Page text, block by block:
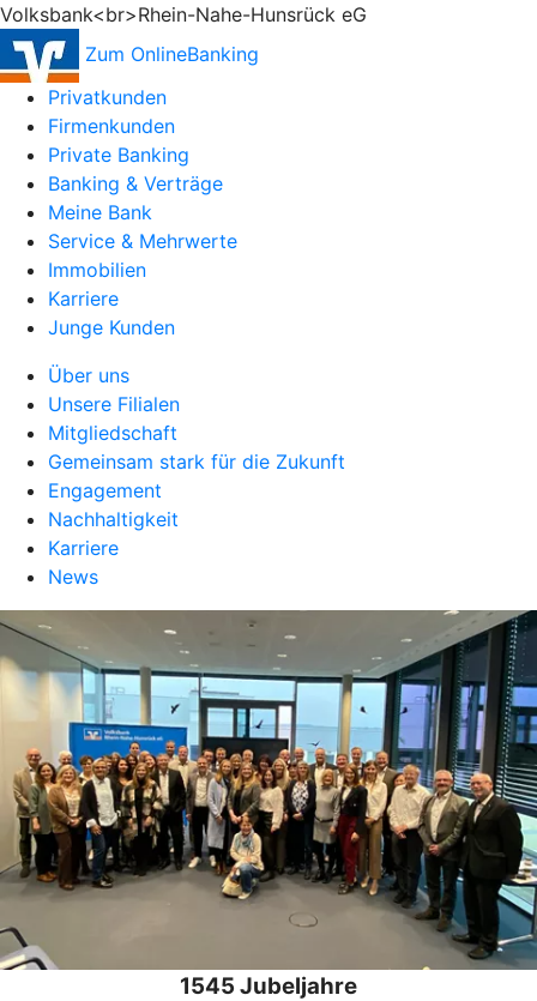
Volksbank<br>Rhein-Nahe-Hunsrück eG
Zum OnlineBanking
Privatkunden
Firmenkunden
Private Banking
Banking & Verträge
Meine Bank
Service & Mehrwerte
Immobilien
Karriere
Junge Kunden
Über uns
Unsere Filialen
Mitgliedschaft
Gemeinsam stark für die Zukunft
Engagement
Nachhaltigkeit
Karriere
News
1545 Jubeljahre